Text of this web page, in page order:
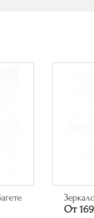
Зеркало
От 16910 руб.